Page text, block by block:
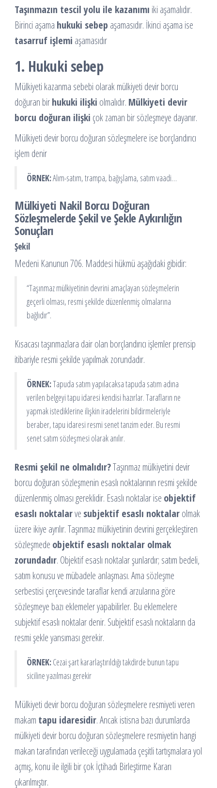
Taşınmazın tescil yolu ile kazanımı iki aşamalıdır.
Birinci aşama hukuki sebep aşamasıdır. İkinci aşama ise
tasarruf işlemi aşamasıdır
1. Hukuki sebep
Mülkiyeti kazanma sebebi olarak mülkiyeti devir borcu
doğuran birhukuki ilişki olmalıdır. Mülkiyeti devir
borcu doğuran ilişki çok zaman bir sözleşmeye dayanır.
Mülkiyeti devir borcu doğuran sözleşmelere ise borçlandırıcı
işlem denir
ÖRNEK:Alım-satım, trampa, bağışlama, satım vaadi…
Mülkiyeti Nakil Borcu Doğuran
Sözleşmelerde Şekil ve Şekle Aykırılığın
Sonuçları
Şekil
Medeni Kanunun 706. Maddesi hükmü aşağıdaki gibidir:
“Taşınmaz mülkiyetinin devrini amaçlayan sözleşmelerin
geçerli olması, resmi şekilde düzenlenmiş olmalarına
bağlıdır”.
Kısacası taşınmazlara dair olan borçlandırıcı işlemler prensip
itibariyle resmi şekilde yapılmak zorundadır.
ÖRNEK:Tapuda satım yapılacaksa tapuda satım adına
verilen belgeyi tapu idaresi kendisi hazırlar. Tarafların ne
yapmak istediklerine ilişkin iradelerini bildirmeleriyle
beraber, tapu idaresi resmi senet tanzim eder. Bu resmi
senet satım sözleşmesi olarak anılır.
Resmi şekil ne olmalıdır?Taşınmaz mülkiyetini devir
borcu doğuran sözleşmenin esaslı noktalarının resmi şekilde
düzenlenmiş olması gereklidir. Esaslı noktalar ise objektif
esaslı noktalarve subjektif esaslı noktalarolmak
üzere ikiye ayrılır. Taşınmaz mülkiyetinin devrini gerçekleştiren
sözleşmede objektif esaslı noktalar olmak
zorundadır. Objektif esaslı noktalar şunlardır; satım bedeli,
satım konusu ve mübadele anlaşması. Ama sözleşme
serbestisi çerçevesinde taraflar kendi arzularına göre
sözleşmeye bazı eklemeler yapabilirler. Bu eklemelere
subjektif esaslı noktalar denir. Subjektif esaslı noktaların da
resmi şekle yansıması gerekir.
ÖRNEK:Cezai şart kararlaştırıldığı takdirde bunun tapu
siciline yazılması gerekir
Mülkiyeti devir borcu doğuran sözleşmelere resmiyeti veren
makam tapu idaresidir. Ancak istisna bazı durumlarda
mülkiyeti devir borcu doğuran sözleşmelere resmiyetin hangi
makan tarafından verileceği uygulamada çeşitli tartışmalara yol
açmış, konu ile ilgili bir çok İçtihadı Birleştirme Kararı
çıkarılmıştır.